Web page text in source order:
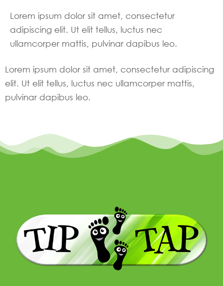
Lorem ipsum dolor sit amet, consectetur
adipiscing elit. Ut elit tellus, luctus nec
ullamcorper mattis, pulvinar dapibus leo.
Lorem ipsum dolor sit amet, consectetur adipiscing
elit. Ut elit tellus, luctus nec ullamcorper mattis,
pulvinar dapibus leo.